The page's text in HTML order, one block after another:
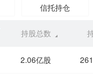
信托持仓
持股总数
2.06亿股